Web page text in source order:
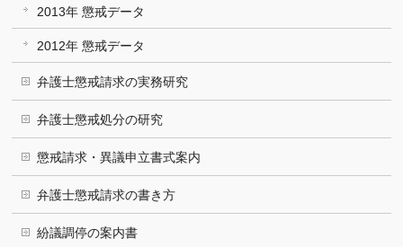
2013年 懲戒データ
2012年 懲戒データ
弁護士懲戒請求の実務研究
弁護士懲戒処分の研究
懲戒請求・異議申立書式案内
弁護士懲戒請求の書き方
紛議調停の案内書